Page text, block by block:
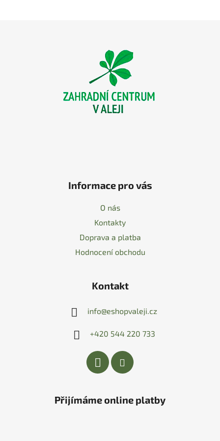
Informace pro vás
O nás
Kontakty
Doprava a platba
Hodnocení obchodu
Kontakt
info@eshopvaleji.cz
+420 544 220 733
Přijímáme online platby